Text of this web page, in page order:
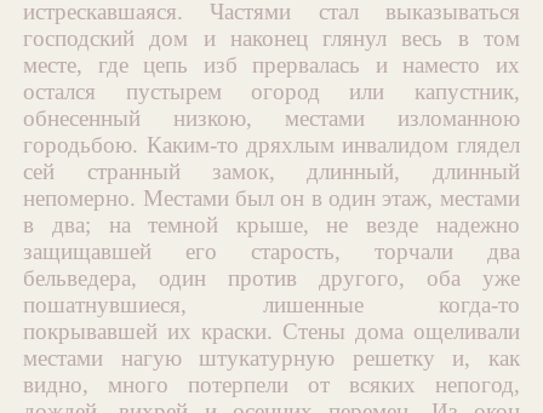
истрескавшаяся. Частями стал выказываться
господский дом и наконец глянул весь в том
месте, где цепь изб прервалась и наместо их
остался пустырем огород или капустник,
обнесенный низкою, местами изломанною
городьбою. Каким-то дряхлым инвалидом глядел
сей странный замок, длинный, длинный
непомерно. Местами был он в один этаж, местами
в два; на темной крыше, не везде надежно
защищавшей его старость, торчали два
бельведера, один против другого, оба уже
пошатнувшиеся, лишенные когда-то
покрывавшей их краски. Стены дома ощеливали
местами нагую штукатурную решетку и, как
видно, много потерпели от всяких непогод,